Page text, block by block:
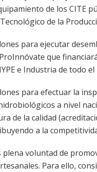
de los CITE
de la
para ejecutar
que
e Industria de todo el
para efectuar la
a nivel
de la calidad
a la
plena voluntad de
Para ello,